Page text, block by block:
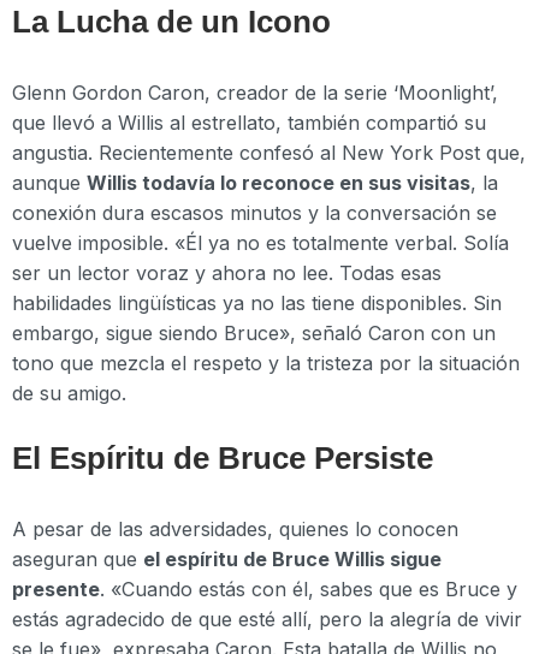
La Lucha de un Icono
Glenn Gordon Caron, creador de la serie ‘Moonlight’,
que llevó a Willis al estrellato, también compartió su
angustia. Recientemente confesó al New York Post que,
aunque Willis todavía lo reconoce en sus visitas, la
conexión dura escasos minutos y la conversación se
vuelve imposible. «Él ya no es totalmente verbal. Solía
ser un lector voraz y ahora no lee. Todas esas
habilidades lingüísticas ya no las tiene disponibles. Sin
embargo, sigue siendo Bruce», señaló Caron con un
tono que mezcla el respeto y la tristeza por la situación
de su amigo.
El Espíritu de Bruce Persiste
A pesar de las adversidades, quienes lo conocen
aseguran que el espíritu de Bruce Willis sigue
presente. «Cuando estás con él, sabes que es Bruce y
estás agradecido de que esté allí, pero la alegría de vivir